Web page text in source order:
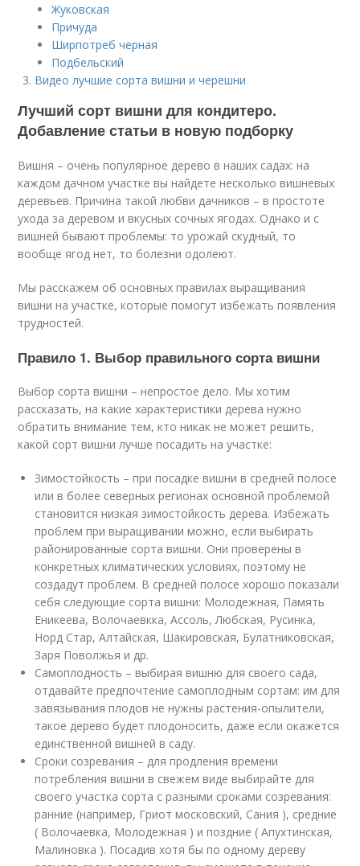
Жуковская
Причуда
Ширпотреб черная
Подбельский
Видео лучшие сорта вишни и черешни
Лучший сорт вишни для кондитеро.
Добавление статьи в новую подборку
Вишня – очень популярное дерево в наших садах: на
каждом дачном участке вы найдете несколько вишневых
деревьев. Причина такой любви дачников – в простоте
ухода за деревом и вкусных сочных ягодах. Однако и с
вишней бывают проблемы: то урожай скудный, то
вообще ягод нет, то болезни одолеют.
Мы расскажем об основных правилах выращивания
вишни на участке, которые помогут избежать появления
трудностей.
Правило 1. Выбор правильного сорта вишни
Выбор сорта вишни – непростое дело. Мы хотим
рассказать, на какие характеристики дерева нужно
обратить внимание тем, кто никак не может решить,
какой сорт вишни лучше посадить на участке:
Зимостойкость – при посадке вишни в средней полосе
или в более северных регионах основной проблемой
становится низкая зимостойкость дерева. Избежать
проблем при выращивании можно, если выбирать
районированные сорта вишни. Они проверены в
конкретных климатических условиях, поэтому не
создадут проблем. В средней полосе хорошо показали
себя следующие сорта вишни: Молодежная, Память
Еникеева, Волочаевкка, Ассоль, Любская, Русинка,
Норд Стар, Алтайская, Шакировская, Булатниковская,
Заря Поволжья и др.
Самоплодность – выбирая вишню для своего сада,
отдавайте предпочтение самоплодным сортам: им для
завязывания плодов не нужны растения-опылители,
такое дерево будет плодоносить, даже если окажется
единственной вишней в саду.
Сроки созревания – для продления времени
потребления вишни в свежем виде выбирайте для
своего участка сорта с разными сроками созревания:
ранние (например, Гриот московский, Сания ), средние
( Волочаевка, Молодежная ) и поздние ( Апухтинская,
Малиновка ). Посадив хотя бы по одному дереву